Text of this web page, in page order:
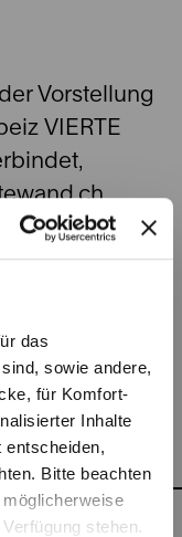
das
sowie andere,
für Komfort-
Inhalte
entscheiden,
Bitte beachten
stehen.
Vorstellung
VIERTE
23:00*